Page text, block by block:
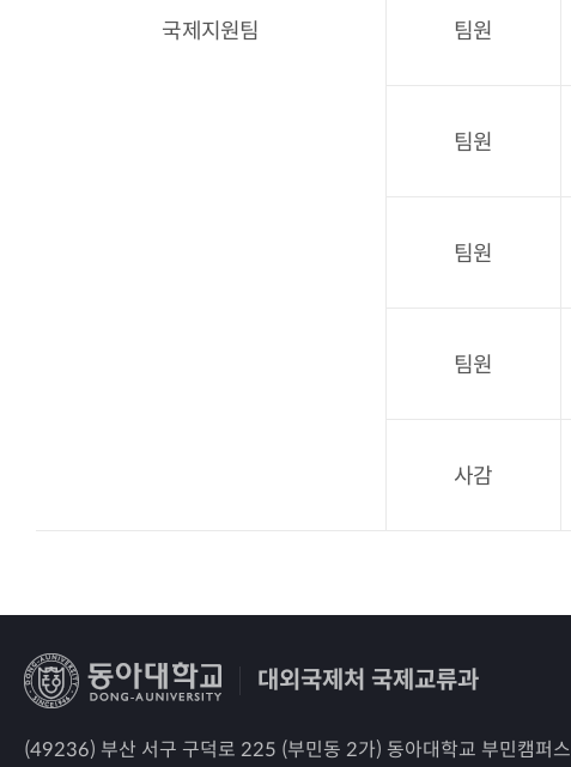
국제지원팀 팀원
팀원
팀원
팀원
사감
대외국제처 국제교류과
(49236) 부산 서구 구덕로 225 (부민동 2가) 동아대학교 부민캠퍼스